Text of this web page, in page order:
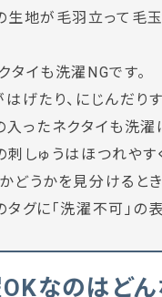
生地が毛羽立って毛
タイも洗濯NGです。
はげたり、にじんだり
入ったネクタイも洗濯
刺しゅうはほつれや
どうかを見分けると
タグに「洗濯不可」の
なのはどん